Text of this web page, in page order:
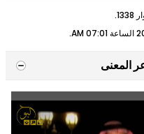
07:01 AM
.
المعنى